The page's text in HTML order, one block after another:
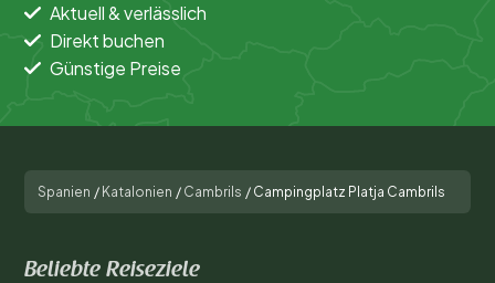
Aktuell & verlässlich
Direkt buchen
Günstige Preise
Spanien / Katalonien / Cambrils / Campingplatz Platja Cambrils
Beliebte Reiseziele